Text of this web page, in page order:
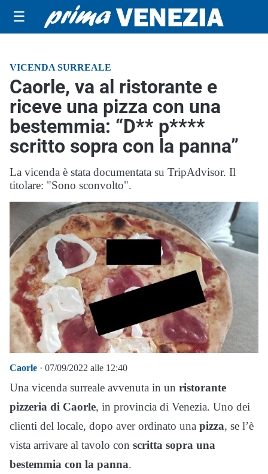
☰
VICENDA SURREALE
Caorle, va al ristorante e
riceve una pizza con una
bestemmia: “D** p****
scritto sopra con la panna”
La vicenda è stata documentata su TripAdvisor. Il
titolare: "Sono sconvolto".
Caorle · 07/09/2022 alle 12:40
Una vicenda surreale avvenuta in un ristorante
pizzeria di Caorle, in provincia di Venezia. Uno dei
clienti del locale, dopo aver ordinato una pizza, se l’è
vista arrivare al tavolo con scritta sopra una
bestemmia con la panna.